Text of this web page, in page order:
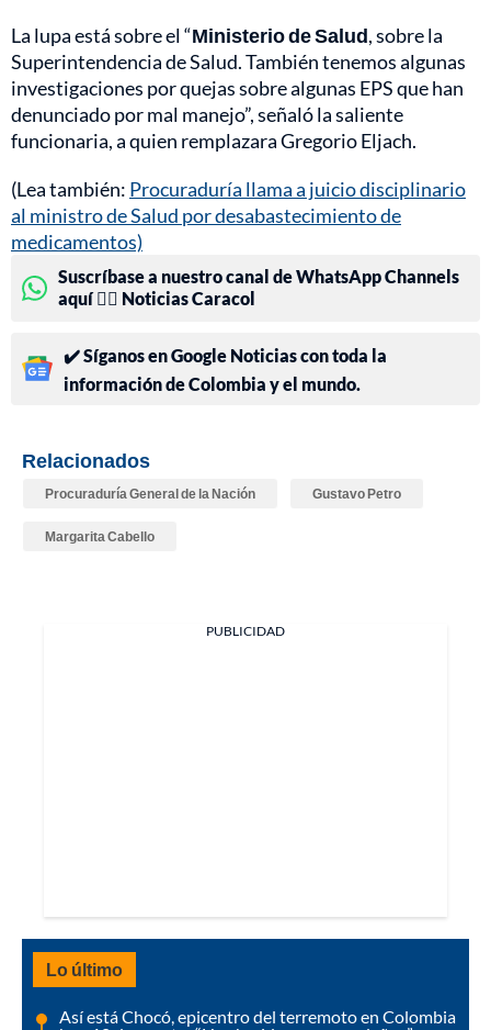
La lupa está sobre el “Ministerio de Salud, sobre la
Superintendencia de Salud. También tenemos algunas
investigaciones por quejas sobre algunas EPS que han
denunciado por mal manejo”, señaló la saliente
funcionaria, a quien remplazara Gregorio Eljach.
(Lea también: Procuraduría llama a juicio disciplinario
al ministro de Salud por desabastecimiento de
medicamentos)
Suscríbase a nuestro canal de WhatsApp Channels
aquí 👉🏻 Noticias Caracol
✔️ Síganos en Google Noticias con toda la
información de Colombia y el mundo.
Relacionados
Procuraduría General de la Nación Gustavo Petro
Margarita Cabello
PUBLICIDAD
Lo último
Así está Chocó, epicentro del terremoto en Colombia